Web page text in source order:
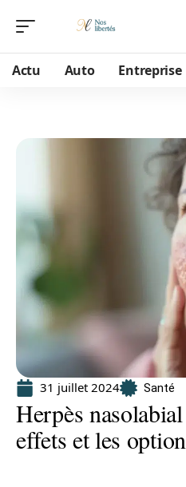
Actu Auto Entreprise
31 juillet 2024 Santé
Herpès
effets et les